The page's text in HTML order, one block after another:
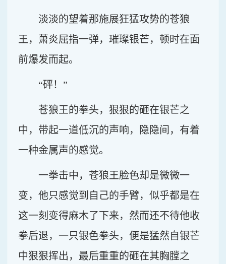
淡淡的望着那施展狂猛攻势的苍狼
王，萧炎屈指一弹，璀璨银芒，顿时在面
前爆发而起。
“砰！”
苍狼王的拳头，狠狠的砸在银芒之
中，带起一道低沉的声响，隐隐间，有着
一种金属声的感觉。
一拳击中，苍狼王脸色却是微微一
变，他只感觉到自己的手臂，似乎都是在
这一刻变得麻木了下来，然而还不待他收
拳后退，一只银色拳头，便是猛然自银芒
中狠狠挥出，最后重重的砸在其胸膛之